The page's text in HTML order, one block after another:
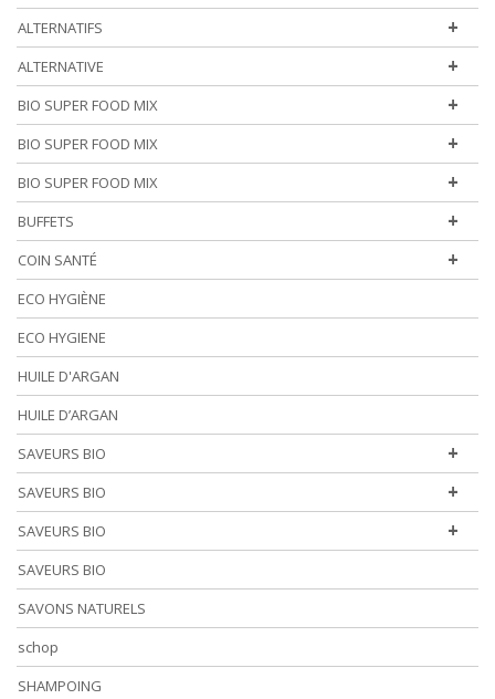
+
ALTERNATIFS
+
ALTERNATIVE
+
BIO SUPER FOOD MIX
+
BIO SUPER FOOD MIX
+
BIO SUPER FOOD MIX
+
BUFFETS
+
COIN SANTÉ
ECO HYGIÈNE
ECO HYGIENE
HUILE D'ARGAN
HUILE D’ARGAN
+
SAVEURS BIO
+
SAVEURS BIO
+
SAVEURS BIO
SAVEURS BIO
SAVONS NATURELS
schop
SHAMPOING